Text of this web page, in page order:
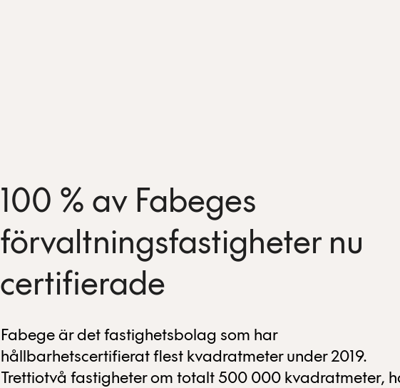
100 % av Fabeges
förvaltningsfastigheter nu
certifierade
Fabege är det fastighetsbolag som har
hållbarhetscertifierat flest kvadratmeter under 2019.
Trettiotvå fastigheter om totalt 500 000 kvadratmeter,